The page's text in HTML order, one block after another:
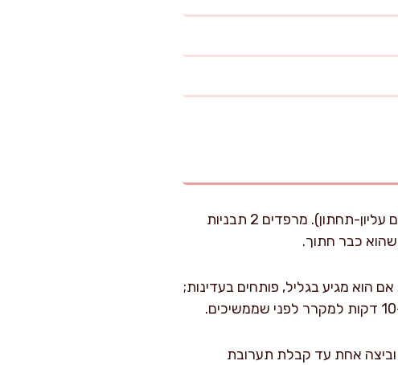
מחממים תנור ל-200 מעלות על מצב טורבו (או 210 מעלות חום עליון-תחתון). מרפדים 2 תבניות
כבר חתוך.
הוא מגיע בגליל, פותחים בעדינות;
וביצה אחת עד קבלת תערובת